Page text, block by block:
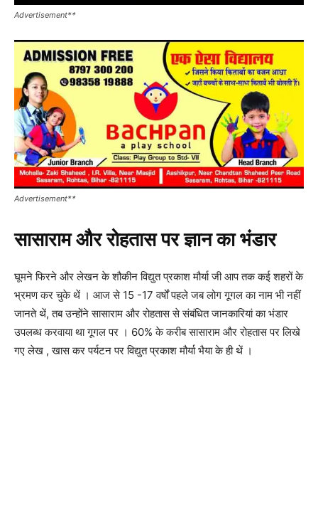
Advertisement**
Advertisement**
सासाराम और रोहतास पर ज्ञान का भंडार
घूमने फिरने और लेखन के शौकीन विद्युत प्रकाश मौर्या जी आप तक कई शहरों के
भ्रमण कर चुके थें । आज से 15 -17 वर्षों पहले जब लोग गूगल का नाम भी नहीं
जानते थें, तब उन्होंने सासाराम और रोहतास से संबंधित जानकारियां का भंडार
उपलब्ध करवाया था गूगल पर । 60% के करीब सासाराम और रोहतास पर लिखे
गए लेख , खास कर पर्यटन पर विद्युत प्रकाश मौर्या भैया के ही थें ।